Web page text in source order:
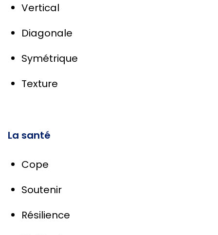
Vertical
Diagonale
Symétrique
Texture
La santé
Cope
Soutenir
Résilience